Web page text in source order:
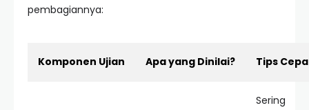
pembagiannya:
Komponen Ujian Apa yang Dinilai? Tips
Sering